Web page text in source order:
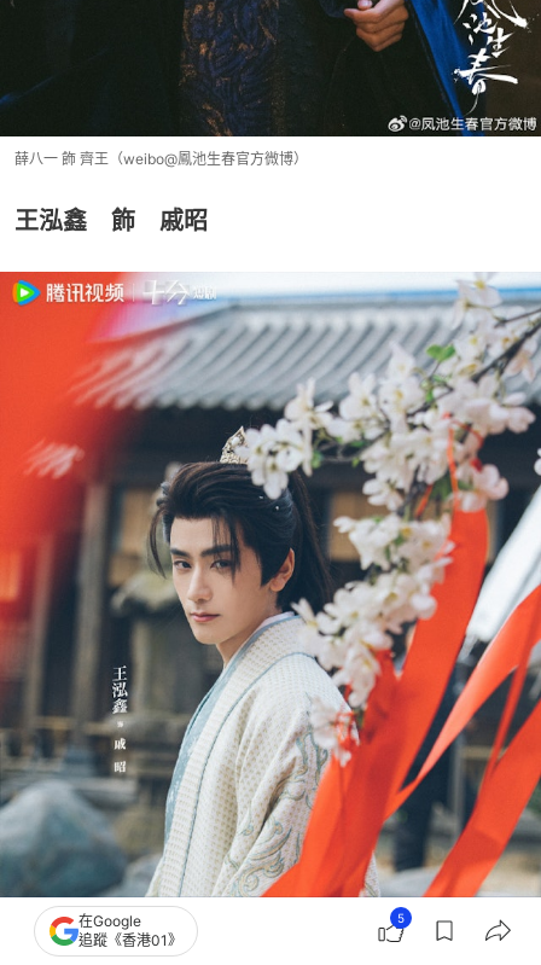
薛八一 飾 齊王（weibo@鳳池生春官方微博）
王泓鑫 飾 戚昭
在Google
追蹤《香港01》
5